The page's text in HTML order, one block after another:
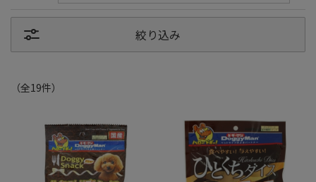
絞り込み
（全19件）